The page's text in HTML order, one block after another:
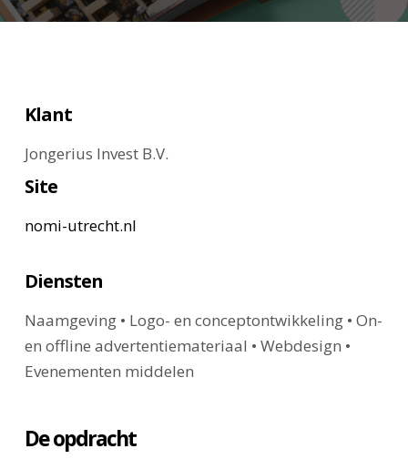
Klant
Jongerius Invest B.V.
Site
nomi-utrecht.nl
Diensten
Naamgeving • Logo- en conceptontwikkeling • On-
en offline advertentiemateriaal • Webdesign •
Evenementen middelen
De opdracht